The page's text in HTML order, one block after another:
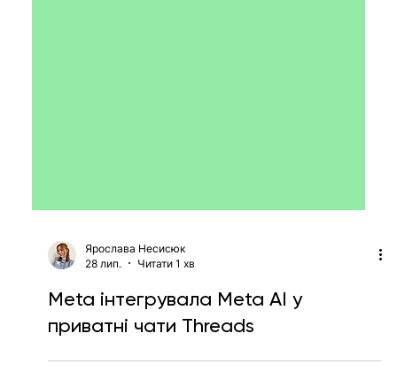
28 лип.
Читати 1 хв
Meta інтегрувала Meta AI у
приватні чати Threads